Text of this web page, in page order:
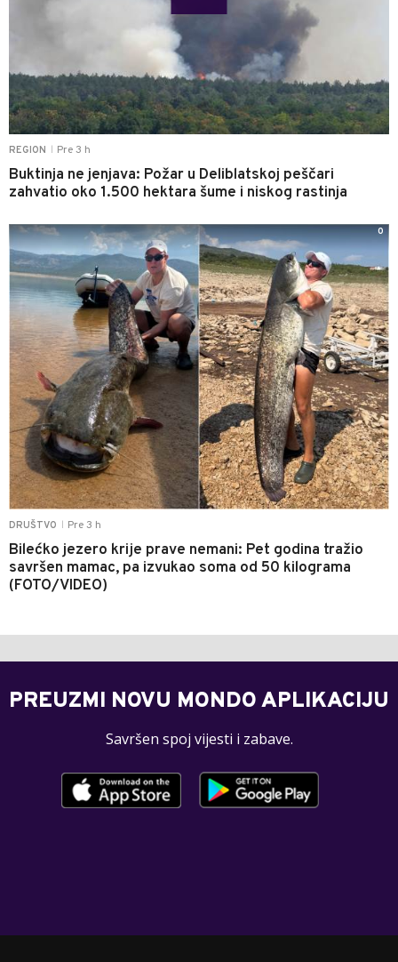
REGION Pre 3 h
Buktinja ne jenjava: Požar u Deliblatskoj peščari
zahvatio oko 1.500 hektara šume i niskog rastinja
DRUŠTVO Pre 3 h
Bilećko jezero krije prave nemani: Pet godina tražio
savršen mamac, pa izvukao soma od 50 kilograma
(FOTO/VIDEO)
0
PREUZMI NOVU MONDO APLIKACIJU
Savršen spoj vijesti i zabave.